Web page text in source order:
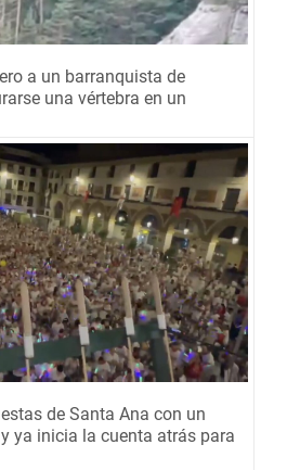
a un barranquista de
una vértebra en un
de Santa Ana con un
ya inicia la cuenta atrás para